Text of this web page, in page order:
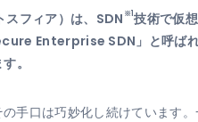
スフィア）は、SDN ※1技術で仮
Enterprise SDN」と呼ば
。
手口は巧妙化し続けています